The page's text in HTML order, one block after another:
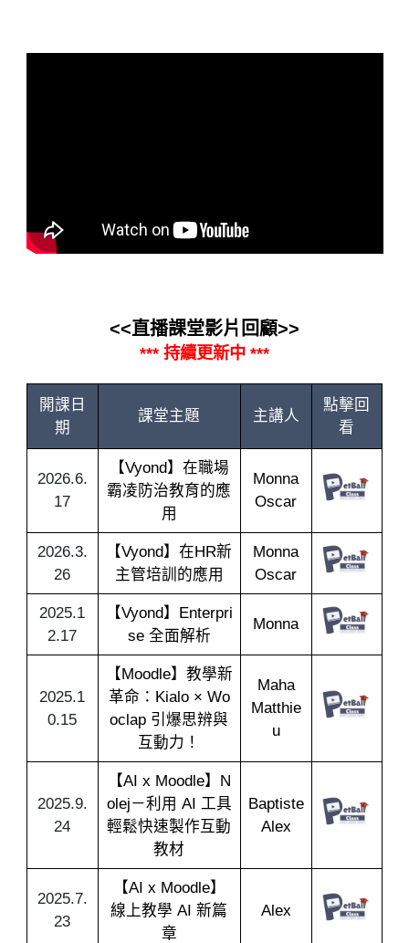
<<直播課堂影片回顧>>
*** 持續更新中 ***
開課日
期
課堂主題 主講人
點擊回
看
2026.6.
17
【Vyond】在職場
霸凌防治教育的應
用
Monna
Oscar
2026.3.
26
【Vyond】在HR新
主管培訓的應用
Monna
Oscar
2025.1
2.17
【Vyond】Enterpri
se 全面解析
Monna
2025.1
0.15
【Moodle】教學新
革命：Kialo × Wo
oclap 引爆思辨與
互動力！
Maha
Matthie
u
2025.9.
24
【AI x Moodle】N
olej－利用 AI 工具
輕鬆快速製作互動
教材
Baptiste
Alex
2025.7.
23
【AI x Moodle】
線上教學 AI 新篇
章
Alex